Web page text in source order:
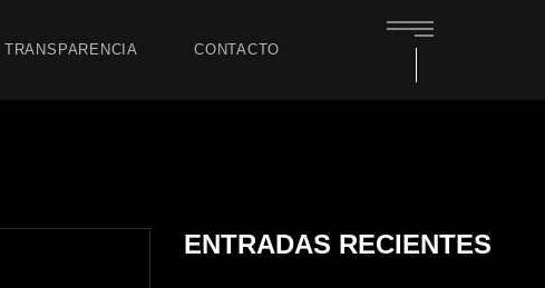
TRANSPARENCIA CONTACTO
ENTRADAS RECIENTES